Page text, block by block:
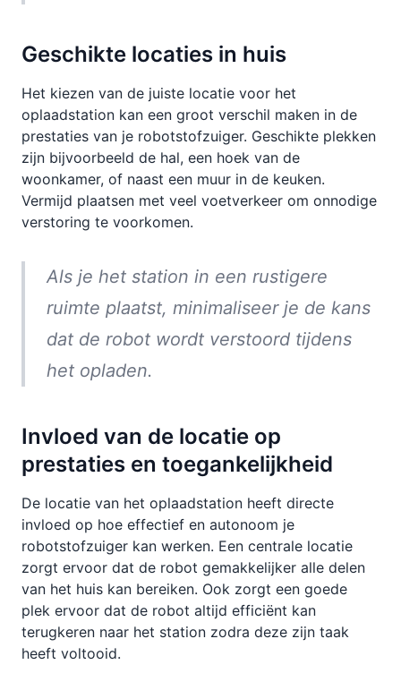
Geschikte locaties in huis
Het kiezen van de juiste locatie voor het
oplaadstation kan een groot verschil maken in de
prestaties van je robotstofzuiger. Geschikte plekken
zijn bijvoorbeeld de hal, een hoek van de
woonkamer, of naast een muur in de keuken.
Vermijd plaatsen met veel voetverkeer om onnodige
verstoring te voorkomen.
Als je het station in een rustigere
ruimte plaatst, minimaliseer je de kans
dat de robot wordt verstoord tijdens
het opladen.
Invloed van de locatie op
prestaties en toegankelijkheid
De locatie van het oplaadstation heeft directe
invloed op hoe effectief en autonoom je
robotstofzuiger kan werken. Een centrale locatie
zorgt ervoor dat de robot gemakkelijker alle delen
van het huis kan bereiken. Ook zorgt een goede
plek ervoor dat de robot altijd efficiënt kan
terugkeren naar het station zodra deze zijn taak
heeft voltooid.